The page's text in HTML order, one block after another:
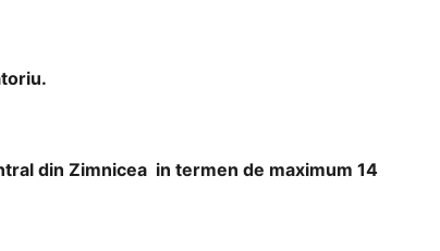
din Zimnicea in termen de maximum 14